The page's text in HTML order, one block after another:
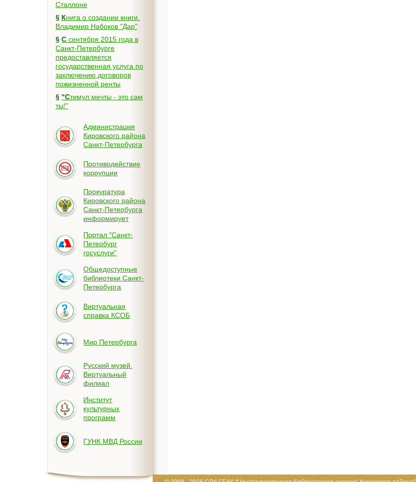
Сталлоне
§ Книга о создании книги.
Владимир Набоков "Дар"
§ С сентября 2015 года в
Санкт-Петербурге
предоставляется
государственная услуга по
заключению договоров
пожизненной ренты
§ "Стимул мечты - это сам
ты!"
Администрация
Кировского района
Санкт-Петербурга
Противодействие
коррупции
Прокуратура
Кировского района
Санкт-Петербурга
информирует
Портал "Санкт-
Петербург
госуслуги"
Общедоступные
библиотеки Санкт-
Петербурга
Виртуальная
справка КСОБ
Мир Петербурга
Русский музей.
Виртуальный
филиал
Институт
культурных
программ
ГУНК МВД России